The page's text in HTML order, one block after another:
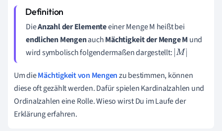
DieAnzahl der Elementeeiner Menge M heißt bei
endlichen MengenauchMächtigkeit der Menge M und
wird symbolisch folgendermaßen dargestellt: M
Um dieMächtigkeit von Mengenzu bestimmen, können
diese oft gezählt werden. Dafür spielen Kardinalzahlen und
Ordinalzahlen eine Rolle. Wieso wirst Du im Laufe der
Erklärung erfahren.